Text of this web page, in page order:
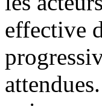
effective